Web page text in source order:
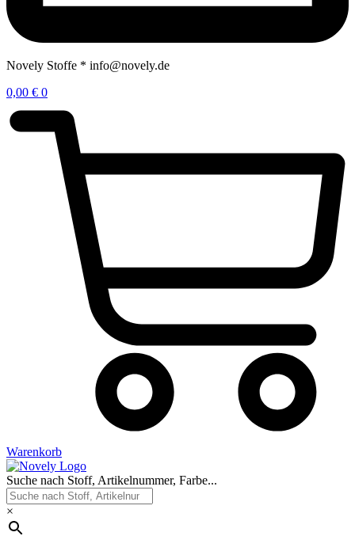
Novely Stoffe * info@novely.de
0,00 € 0
Warenkorb
Suche nach Stoff, Artikelnummer, Farbe...
×